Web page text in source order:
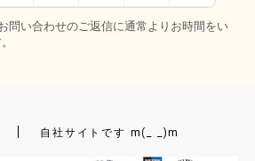
問い合わせのご返信に通常よりお時間をい
自社サイトです m(_ _)m